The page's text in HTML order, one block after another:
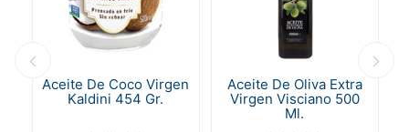
Aceite De Coco Virgen
Kaldini 454 Gr.
Aceite De Oliva Extra
Virgen Visciano 500
Ml.